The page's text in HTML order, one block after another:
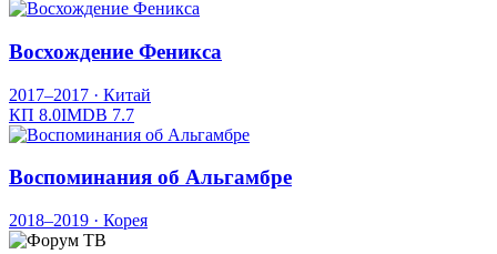
Восхождение Феникса
2017–2017 · Китай
КП 8.0IMDB 7.7
Воспоминания об Альгамбре
2018–2019 · Корея